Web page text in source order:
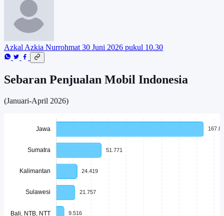
Azkal Azkia Nurrohmat 30 Juni 2026 pukul 10.30
Sebaran Penjualan Mobil Indonesia
(Januari-April 2026)